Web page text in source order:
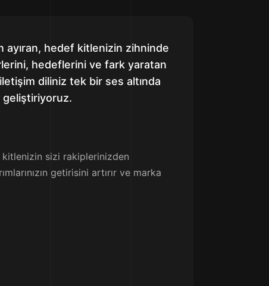
ayıran, hedef kitlenizin zihninde
hedeflerini ve fark yaratan
diliniz tek bir ses altında
geliştiriyoruz.
kitlenizin sizi rakiplerinizden
getirisini artırır ve marka